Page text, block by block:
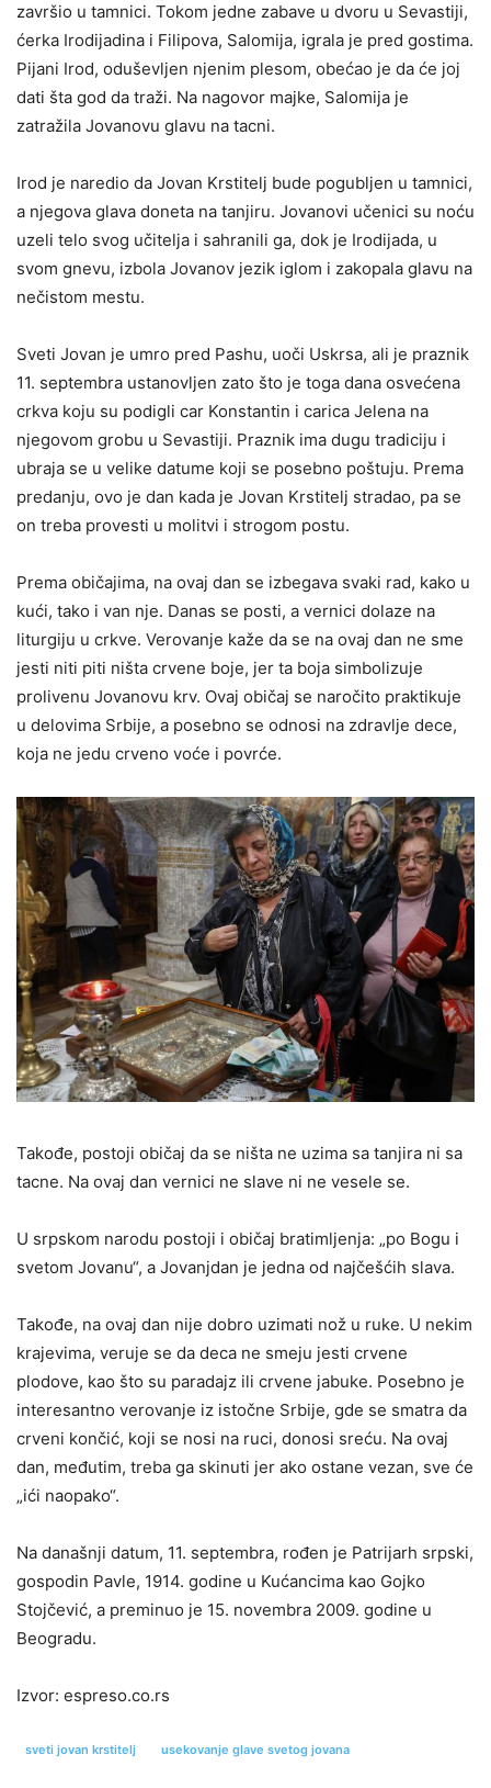
završio u tamnici. Tokom jedne zabave u dvoru u Sevastiji,
ćerka Irodijadina i Filipova, Salomija, igrala je pred gostima.
Pijani Irod, oduševljen njenim plesom, obećao je da će joj
dati šta god da traži. Na nagovor majke, Salomija je
zatražila Jovanovu glavu na tacni.
Irod je naredio da Jovan Krstitelj bude pogubljen u tamnici,
a njegova glava doneta na tanjiru. Jovanovi učenici su noću
uzeli telo svog učitelja i sahranili ga, dok je Irodijada, u
svom gnevu, izbola Jovanov jezik iglom i zakopala glavu na
nečistom mestu.
Sveti Jovan je umro pred Pashu, uoči Uskrsa, ali je praznik
11. septembra ustanovljen zato što je toga dana osvećena
crkva koju su podigli car Konstantin i carica Jelena na
njegovom grobu u Sevastiji. Praznik ima dugu tradiciju i
ubraja se u velike datume koji se posebno poštuju. Prema
predanju, ovo je dan kada je Jovan Krstitelj stradao, pa se
on treba provesti u molitvi i strogom postu.
Prema običajima, na ovaj dan se izbegava svaki rad, kako u
kući, tako i van nje. Danas se posti, a vernici dolaze na
liturgiju u crkve. Verovanje kaže da se na ovaj dan ne sme
jesti niti piti ništa crvene boje, jer ta boja simbolizuje
prolivenu Jovanovu krv. Ovaj običaj se naročito praktikuje
u delovima Srbije, a posebno se odnosi na zdravlje dece,
koja ne jedu crveno voće i povrće.
Takođe, postoji običaj da se ništa ne uzima sa tanjira ni sa
tacne. Na ovaj dan vernici ne slave ni ne vesele se.
U srpskom narodu postoji i običaj bratimljenja: „po Bogu i
svetom Jovanu“, a Jovanjdan je jedna od najčešćih slava.
Takođe, na ovaj dan nije dobro uzimati nož u ruke. U nekim
krajevima, veruje se da deca ne smeju jesti crvene
plodove, kao što su paradajz ili crvene jabuke. Posebno je
interesantno verovanje iz istočne Srbije, gde se smatra da
crveni končić, koji se nosi na ruci, donosi sreću. Na ovaj
dan, međutim, treba ga skinuti jer ako ostane vezan, sve će
„ići naopako“.
Na današnji datum, 11. septembra, rođen je Patrijarh srpski,
gospodin Pavle, 1914. godine u Kućancima kao Gojko
Stojčević, a preminuo je 15. novembra 2009. godine u
Beogradu.
Izvor: espreso.co.rs
sveti jovan krstitelj usekovanje glave svetog jovana